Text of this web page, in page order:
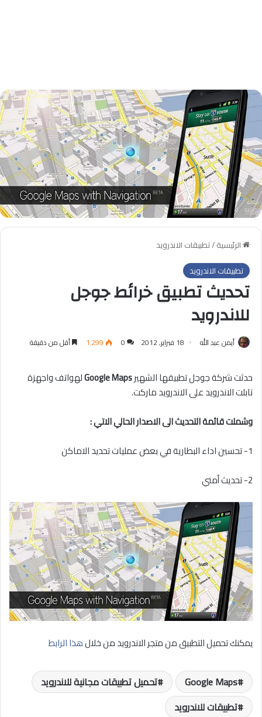
الرئيسية/تطبيقات الاندرويد
تطبيقات الاندرويد
تحديث تطبيق خرائط جوجل
للاندرويد
أيمن عبد الله 18 فبراير, 2012 0 1٬299 أقل من دقيقة
حدثت شركة جوجل تطبيقها الشهيرGoogle Mapsلهواتف واجهزة
تابلت الاندرويد على الاندرويد ماركت.
وشملت قائمة التحديث الى الاصدار الحالي الاتي :
1- تحسين اداء البطارية في بعض عمليات تحديد الاماكن
2- تحديث أمني
يمكنك تحميل التطبيق من متجر الاندرويد من خلالهذا الرابط
Google Maps
تحميل تطبيقات مجانية للاندرويد
تطبيقات للاندرويد